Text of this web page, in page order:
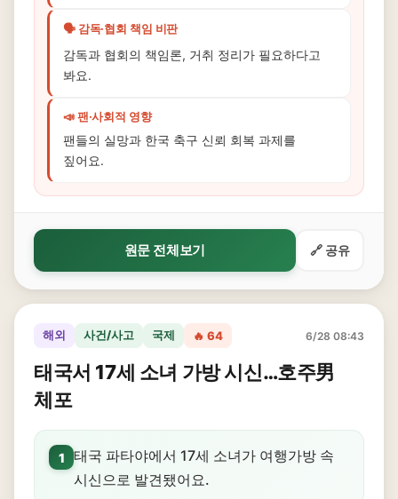
🗣️ 감독·협회 책임 비판
감독과 협회의 책임론, 거취 정리가 필요하다고
봐요.
📣 팬·사회적 영향
팬들의 실망과 한국 축구 신뢰 회복 과제를
짚어요.
원문 전체보기 🔗 공유
해외 사건/사고 국제 🔥 64 6/28 08:43
태국서 17세 소녀 가방 시신…호주男
체포
1
태국 파타야에서 17세 소녀가 여행가방 속
시신으로 발견됐어요.